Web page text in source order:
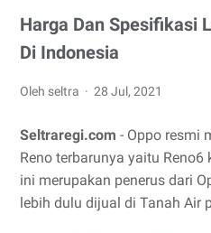
Harga Dan Spesifikasi
Di Indonesia
Oleh seltra 28 Jul, 2021
Seltraregi.com - Oppo resmi
Reno terbarunya yaitu Reno6
ini merupakan penerus dari
lebih dulu dijual di Tanah Air